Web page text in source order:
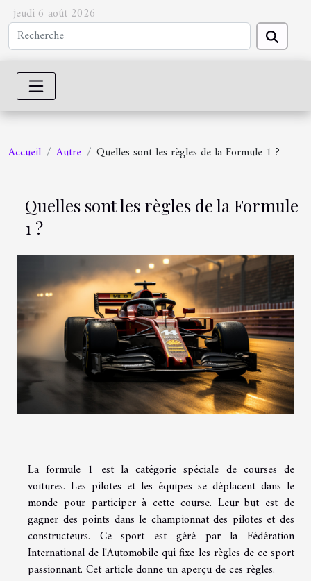
jeudi 6 août 2026
Accueil Autre Quelles sont les règles de la Formule 1 ?
Quelles sont les règles de la Formule
1 ?
La formule 1 est la catégorie spéciale de courses de
voitures. Les pilotes et les équipes se déplacent dans le
monde pour participer à cette course. Leur but est de
gagner des points dans le championnat des pilotes et des
constructeurs. Ce sport est géré par la Fédération
International de l'Automobile qui fixe les règles de ce sport
passionnant. Cet article donne un aperçu de ces règles.